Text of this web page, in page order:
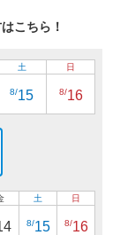
こちら！
土
8/15
日
8/16
土
8/15
日
8/16